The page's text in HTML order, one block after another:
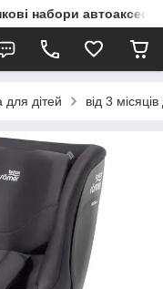
набори
для дітей від 3